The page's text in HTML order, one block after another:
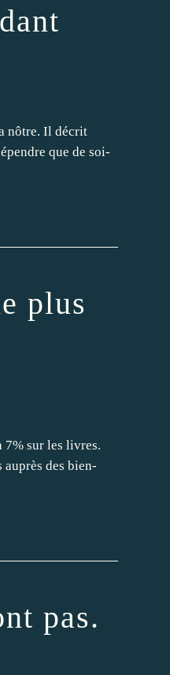
nôtre. Il décrit
que de soi-
plus
7% sur les livres.
des bien-
pas.